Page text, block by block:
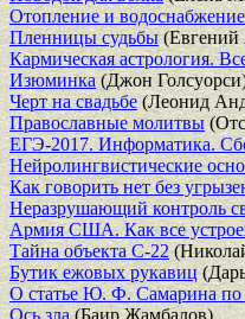
Отопление и
Пленницы судьбы
Кармическая астрология.
Изюминка(Джон
Черт на свадьбе (Леонид
Православные молитвы
ЕГЭ-2017. Информатика.
Нейролингвистические
Как говорить нет без
Неразрушающий контроль
Армия США. Как все
Тайна объекта С-22
Бутик ежовых рукавиц
О статье Ю. Ф. Самарина по
Ось зла(Баир Жамбалов)